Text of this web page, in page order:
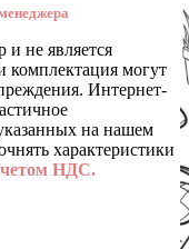
не является
комплектация могут
Интернет-
на нашем
характеристики
НДС.